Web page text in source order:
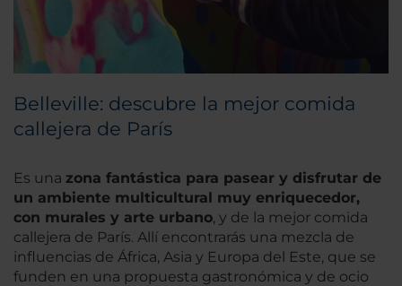
Belleville: descubre la mejor comida
callejera de París
Es una zona fantástica para pasear y disfrutar de
un ambiente multicultural muy enriquecedor,
con murales y arte urbano, y de la mejor comida
callejera de París. Allí encontrarás una mezcla de
influencias de África, Asia y Europa del Este, que se
funden en una propuesta gastronómica y de ocio